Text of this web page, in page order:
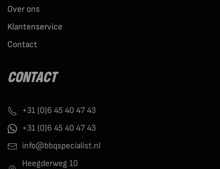
Over ons
Klantenservice
Contact
CONTACT
+31 (0)6 45 40 47 43
+31 (0)6 45 40 47 43
info@bbqspecialist.nl
Heegderweg 10